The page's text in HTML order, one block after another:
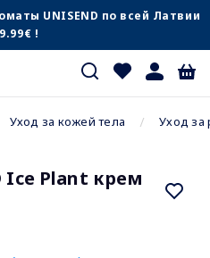
UNISEND по всей Латвии
!
Уход за кожей тела Уход за
Ice Plant крем